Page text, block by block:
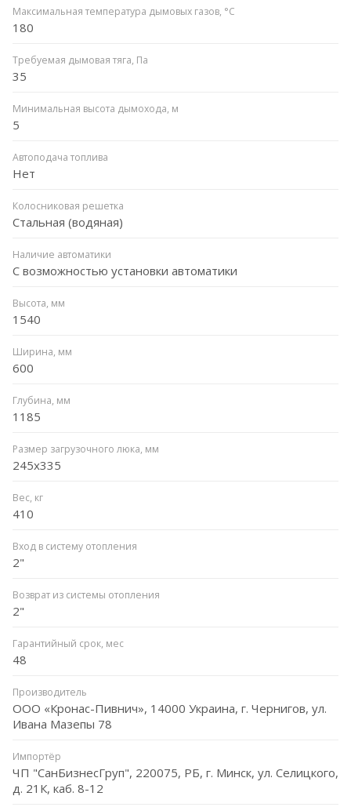
Максимальная температура дымовых газов, °C
180
Требуемая дымовая тяга, Па
35
Минимальная высота дымохода, м
5
Автоподача топлива
Нет
Колосниковая решетка
Стальная (водяная)
Наличие автоматики
С возможностью установки автоматики
Высота, мм
1540
Ширина, мм
600
Глубина, мм
1185
Размер загрузочного люка, мм
245x335
Вес, кг
410
Вход в систему отопления
2"
Возврат из системы отопления
2"
Гарантийный срок, мес
48
Производитель
ООО «Кронас-Пивнич», 14000 Украина, г. Чернигов, ул.
Ивана Мазепы 78
Импортёр
ЧП "СанБизнесГруп", 220075, РБ, г. Минск, ул. Селицкого,
д. 21К, каб. 8-12